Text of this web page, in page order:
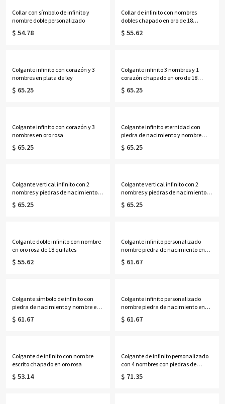
Collar con símbolo de infinito y
nombre doble personalizado
$ 54.78
Collar de infinito con nombres
dobles chapado en oro de 18
quilates
$ 55.62
Colgante infinito con corazón y 3
nombres en plata de ley
$ 65.25
Colgante infinito 3 nombres y 1
corazón chapado en oro de 18
quilates
$ 65.25
Colgante infinito con corazón y 3
nombres en oro rosa
$ 65.25
Colgante infinito eternidad con
piedra de nacimiento y nombre
doble en plata de ley
$ 65.25
Colgante vertical infinito con 2
nombres y piedras de nacimiento
en oro
$ 65.25
Colgante vertical infinito con 2
nombres y piedras de nacimiento
en oro rosa
$ 65.25
Colgante doble infinito con nombre
en oro rosa de 18 quilates
$ 55.62
Colgante infinito personalizado
nombre piedra de nacimiento en
plata
$ 61.67
Colgante símbolo de infinito con
piedra de nacimiento y nombre en
oro
$ 61.67
Colgante infinito personalizado
nombre piedra de nacimiento en
oro rosa
$ 61.67
Colgante de infinito con nombre
escrito chapado en oro rosa
$ 53.14
Colgante de infinito personalizado
con 4 nombres con piedras de
nacimiento en plata
$ 71.35